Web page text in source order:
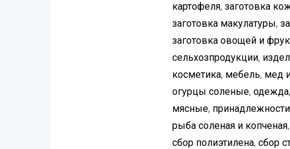
картофеля, заготовка
заготовка макулатуры,
заготовка овощей и
сельхозпродукции,
косметика, мебель, мед
огурцы соленые, одежда,
мясные,
рыба соленая и копченая,
сбор полиэтилена, сбор